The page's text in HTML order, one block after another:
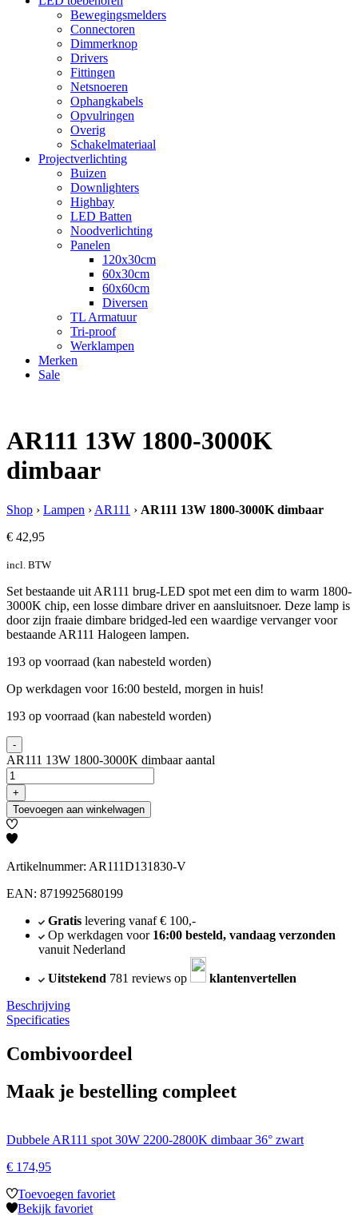
Bewegingsmelders
Connectoren
Dimmerknop
Drivers
Fittingen
Netsnoeren
Ophangkabels
Opvulringen
Overig
Schakelmateriaal
Projectverlichting
Buizen
Downlighters
Highbay
LED Batten
Noodverlichting
Panelen
120x30cm
60x30cm
60x60cm
Diversen
TL Armatuur
Tri-proof
Werklampen
Merken
Sale
AR111 13W 1800-3000K
dimbaar
Shop › Lampen › AR111 › AR111 13W 1800-3000K dimbaar
€ 42,95
incl. BTW
Set bestaande uit AR111 brug-LED spot met een dim to warm 1800-
3000K chip, een losse dimbare driver en aansluitsnoer. Deze lamp is
door zijn fraaie dimbare bridged-led een waardige vervanger voor
bestaande AR111 Halogeen lampen.
193 op voorraad (kan nabesteld worden)
Op werkdagen voor 16:00 besteld, morgen in huis!
193 op voorraad (kan nabesteld worden)
-
AR111 13W 1800-3000K dimbaar aantal
+
Toevoegen aan winkelwagen
Artikelnummer: AR111D131830-V
EAN: 8719925680199
Gratislevering vanaf € 100,-
Op werkdagen voor 16:00 besteld, vandaag verzonden
vanuit Nederland
Uitstekend 781 reviews op
klantenvertellen
Beschrijving
Specificaties
Combivoordeel
Maak je bestelling compleet
Dubbele AR111 spot 30W 2200-2800K dimbaar 36° zwart
€ 174,95
Toevoegen favoriet
Bekijk favoriet